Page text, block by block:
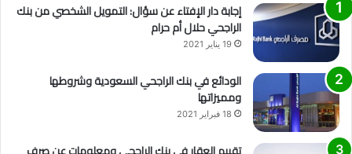
إجابة دار الإفتاء عن سؤال: التمويل الشخصي من بنك
الراجحي حلال أم حرام
19 يناير 2021
الودائع في بنك الراجحي السعودية وشروطها
ومميزاتها
18 فبراير 2021